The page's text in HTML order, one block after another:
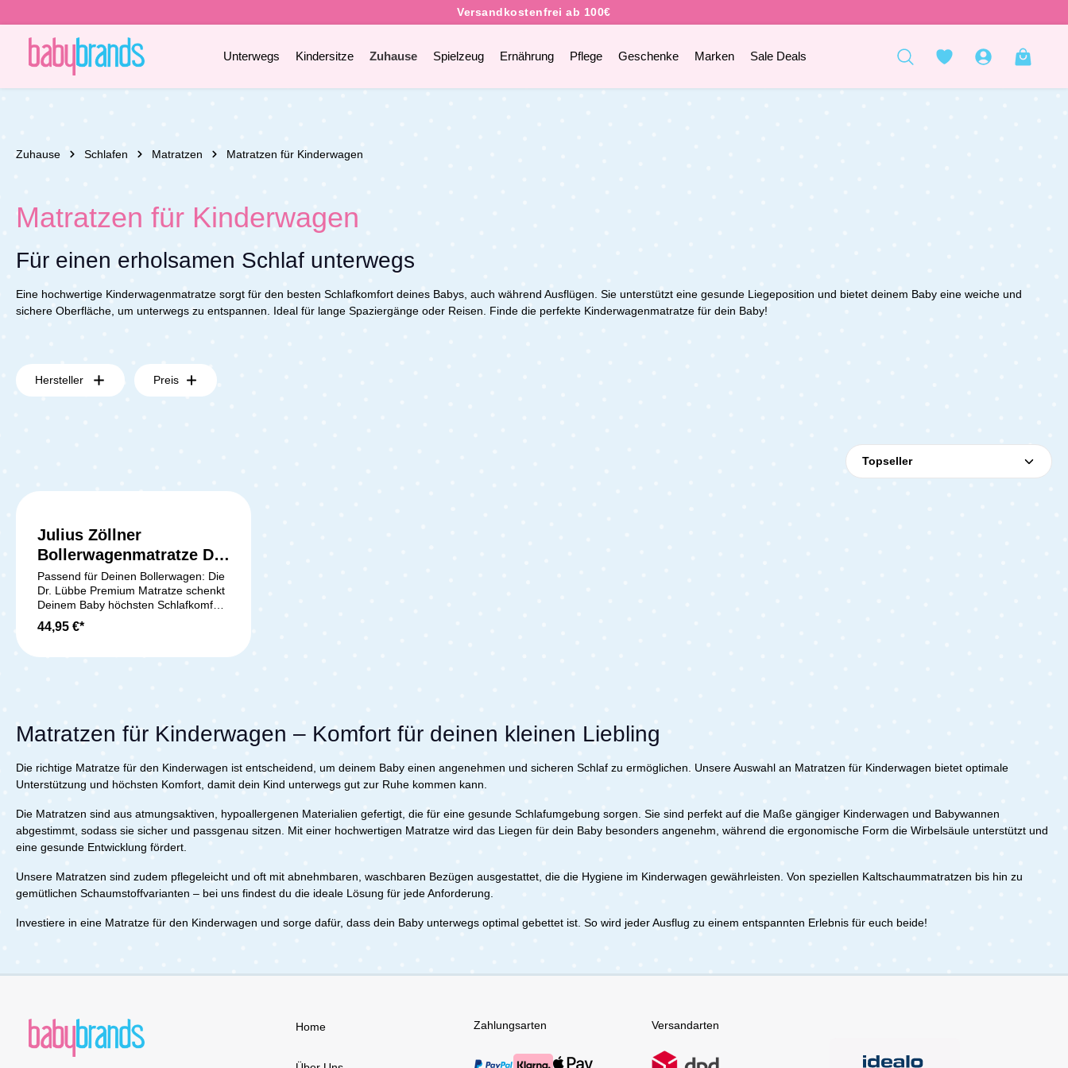
Unterwegs Kindersitze Zuhause Spielzeug Ernährung Pflege Geschenke Marken Sale Deals
Zuhause Schlafen Matratzen Matratzen für Kinderwagen
Matratzen für Kinderwagen
Für einen erholsamen Schlaf unterwegs
Eine hochwertige Kinderwagenmatratze sorgt für den besten Schlafkomfort deines Babys, auch während Ausflügen. Sie unterstützt eine gesunde Liegeposition und bietet deinem Baby eine weiche und
sichere Oberfläche, um unterwegs zu entspannen. Ideal für lange Spaziergänge oder Reisen. Finde die perfekte Kinderwagenmatratze für dein Baby!
Hersteller Preis
Julius Zöllner
Bollerwagenmatratze Dr.
Lübbe Premium 75x40
cm
Passend für Deinen Bollerwagen: Die
Dr. Lübbe Premium Matratze schenkt
Deinem Baby höchsten Schlafkomfort.
Dank hochwertigem Kaltschaum mit
Ventilationskanälen sorgt sie für ein
Bezug Fresh&Dry aus TENCEL ist
atmungsaktiv und nimmt Feuchtigkeit
zuverlässig auf. Mit einer Höhe von
ca. 6 cm passt sie ideal in jeden
Deutschland und geprüft nach OEKO-
TEX Standard 100, ist die Matratze
frei von Schadstoffen und sorgt für
Schlaf.Lieferumfang:1x Julius Zöllner
Bollerwagenmatratze Dr. Lübbe
44,95 €*
Matratzen für Kinderwagen – Komfort für deinen kleinen Liebling
Die richtige Matratze für den Kinderwagen ist entscheidend, um deinem Baby einen angenehmen und sicheren Schlaf zu ermöglichen. Unsere Auswahl an Matratzen für Kinderwagen bietet optimale
Unterstützung und höchsten Komfort, damit dein Kind unterwegs gut zur Ruhe kommen kann.
Die Matratzen sind aus atmungsaktiven, hypoallergenen Materialien gefertigt, die für eine gesunde Schlafumgebung sorgen. Sie sind perfekt auf die Maße gängiger Kinderwagen und Babywannen
abgestimmt, sodass sie sicher und passgenau sitzen. Mit einer hochwertigen Matratze wird das Liegen für dein Baby besonders angenehm, während die ergonomische Form die Wirbelsäule unterstützt und
eine gesunde Entwicklung fördert.
Unsere Matratzen sind zudem pflegeleicht und oft mit abnehmbaren, waschbaren Bezügen ausgestattet, die die Hygiene im Kinderwagen gewährleisten. Von speziellen Kaltschaummatratzen bis hin zu
gemütlichen Schaumstoffvarianten – bei uns findest du die ideale Lösung für jede Anforderung.
Investiere in eine Matratze für den Kinderwagen und sorge dafür, dass dein Baby unterwegs optimal gebettet ist. So wird jeder Ausflug zu einem entspannten Erlebnis für euch beide!
Zahlungsarten Versandarten
Home